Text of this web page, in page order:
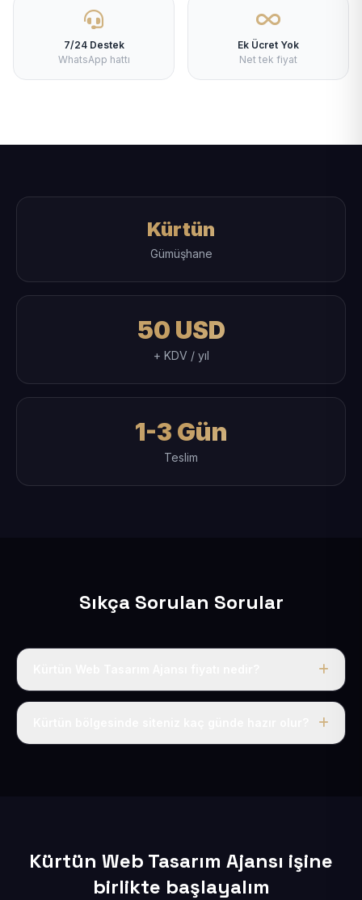
7/24 Destek
WhatsApp hattı
Ek Ücret Yok
Net tek fiyat
Kürtün
Gümüşhane
50 USD
+ KDV / yıl
1-3 Gün
Teslim
Sıkça Sorulan Sorular
Tek fiyat uygulanır: yıllık 50 USD + KDV. Bu bedele alan
Kürtün Web Tasarım Ajansı işine
birlikte başlayalım